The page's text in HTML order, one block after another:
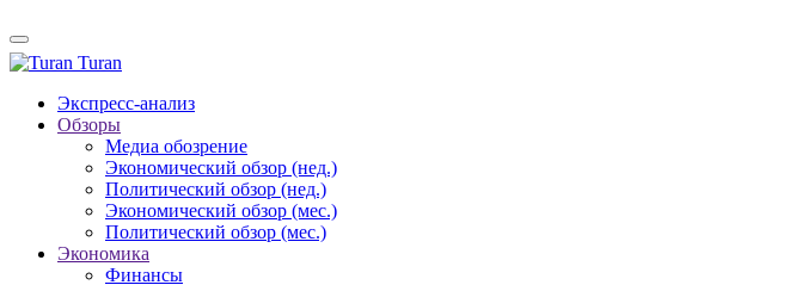
Turan
Экспресс-анализ
Обзоры
Медиа обозрение
Экономический обзор (нед.)
Политический обзор (нед.)
Экономический обзор (мес.)
Политический обзор (мес.)
Экономика
Финансы